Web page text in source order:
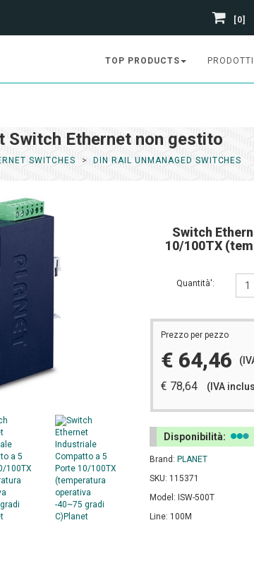
[0]
TOP PRODUCTS
Switch Ethernet non gestito
SWITCHES DIN RAIL UNMANAGED SWITCHES
Switch
10/100TX
Quantità':
Prezzo per pezzo
€ 64,46
€ 78,64 (IVA
Disponibilità:
Brand: PLANET
SKU: 115371
Model: ISW-500T
Line: 100M